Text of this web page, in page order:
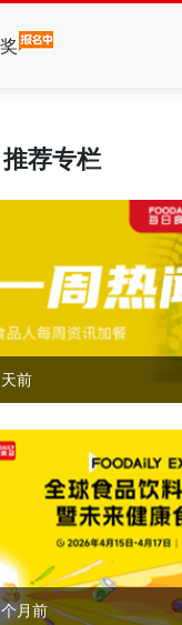
推荐专栏
前
月前